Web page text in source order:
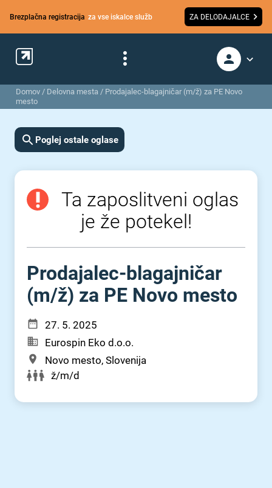
Brezplačna registracija za vse iskalce služb ZA DELODAJALCE
Domov / Delovna mesta / Prodajalec-blagajničar (m/ž) za PE Novo
mesto
Poglej ostale oglase
Ta zaposlitveni oglas
je že potekel!
Prodajalec-blagajničar
(m⁠/⁠ž) za PE Novo mesto
27. 5. 2025
Eurospin Eko d.o.o.
Novo mesto, Slovenija
ž/m/d